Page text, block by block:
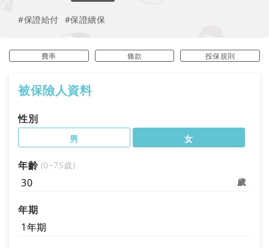
#保證給付 #保證續保
費率 條款 投保規則
被保險人資料
性別
男 女
年齡 (0~75歲)
年期